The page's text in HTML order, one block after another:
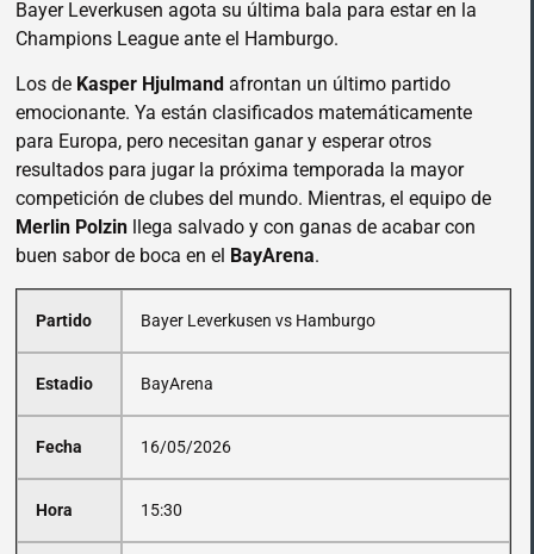
Bayer Leverkusen agota su última bala para estar en la
Champions League ante el Hamburgo.
Los de Kasper Hjulmand afrontan un último partido
emocionante. Ya están clasificados matemáticamente
para Europa, pero necesitan ganar y esperar otros
resultados para jugar la próxima temporada la mayor
competición de clubes del mundo. Mientras, el equipo de
Merlin Polzin llega salvado y con ganas de acabar con
buen sabor de boca en el BayArena.
Partido
Estadio
Fecha
Hora
Bayer Leverkusen vs Hamburgo
BayArena
16/05/2026
15:30